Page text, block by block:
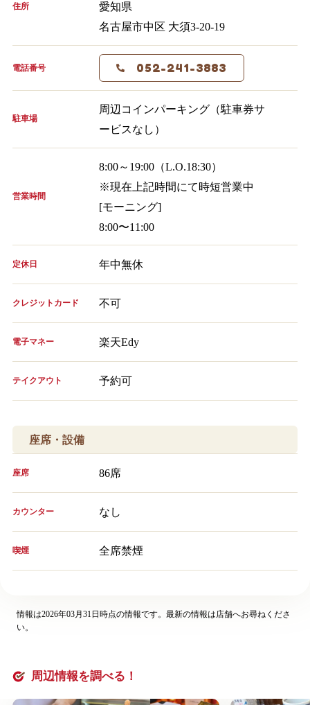
住所
愛知県
名古屋市中区 大須3-20-19
電話番号 052-241-3883
駐車場
周辺コインパーキング（駐車券サ
ービスなし）
営業時間
8:00～19:00（L.O.18:30）
※現在上記時間にて時短営業中
[モーニング]
8:00〜11:00
定休日 年中無休
クレジットカード 不可
電子マネー 楽天Edy
テイクアウト 予約可
座席・設備
座席 86席
カウンター なし
喫煙 全席禁煙
情報は2026年03月31日時点の情報です。最新の情報は店舗へお尋ねくださ
い。
周辺情報を調べる！